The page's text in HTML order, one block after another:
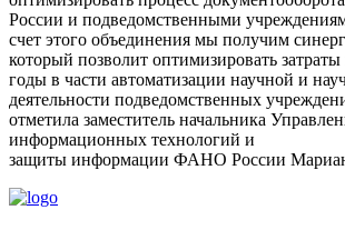
России и подведомственными
счет этого объединения мы получим
который позволит оптимизировать
годы в части автоматизации научной и
деятельности подведомственных
отметила заместитель начальника
информационных технологий и
защиты информации ФАНО России